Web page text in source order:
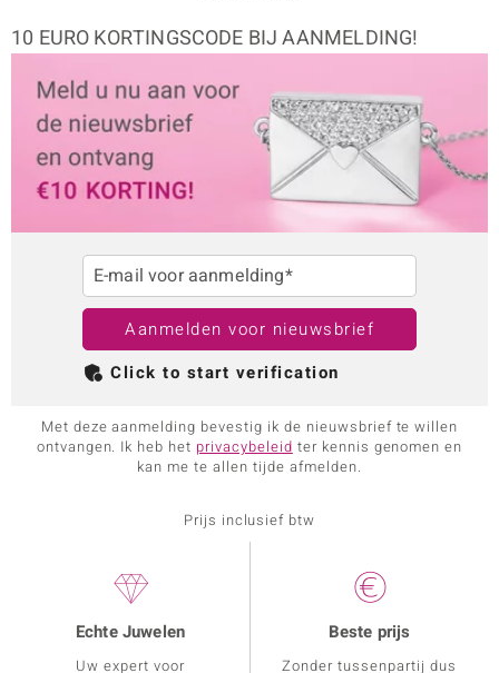
10 EURO KORTINGSCODE BIJ AANMELDING!
E-mail voor aanmelding*
Aanmelden voor nieuwsbrief
Click to start verification
Met deze aanmelding bevestig ik de nieuwsbrief te willen
ontvangen. Ik heb het privacybeleid ter kennis genomen en
kan me te allen tijde afmelden.
Prijs inclusief btw
Echte Juwelen
Uw expert voor
Beste prijs
Zonder tussenpartij dus